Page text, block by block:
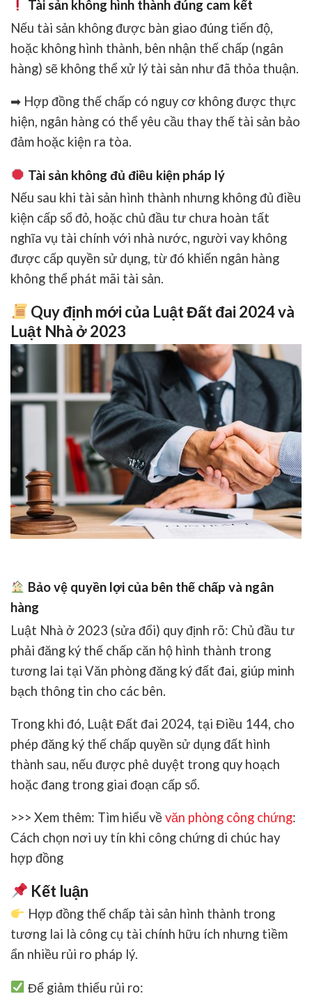
Tài sản không hình thành đúng cam kết
Nếu tài sản không được bàn giao đúng tiến độ,
hoặc không hình thành, bên nhận thế chấp (ngân
hàng) sẽ không thể xử lý tài sản như đã thỏa thuận.
➡ Hợp đồng thế chấp có nguy cơ không được thực
hiện, ngân hàng có thể yêu cầu thay thế tài sản bảo
đảm hoặc kiện ra tòa.
Tài sản không đủ điều kiện pháp lý
Nếu sau khi tài sản hình thành nhưng không đủ điều
kiện cấp sổ đỏ, hoặc chủ đầu tư chưa hoàn tất
nghĩa vụ tài chính với nhà nước, người vay không
được cấp quyền sử dụng, từ đó khiến ngân hàng
không thể phát mãi tài sản.
Quy định mới của Luật Đất đai 2024 và
Luật Nhà ở 2023
Bảo vệ quyền lợi của bên thế chấp và ngân
hàng
Luật Nhà ở 2023 (sửa đổi) quy định rõ: Chủ đầu tư
phải đăng ký thế chấp căn hộ hình thành trong
tương lai tại Văn phòng đăng ký đất đai, giúp minh
bạch thông tin cho các bên.
Trong khi đó, Luật Đất đai 2024, tại Điều 144, cho
phép đăng ký thế chấp quyền sử dụng đất hình
thành sau, nếu được phê duyệt trong quy hoạch
hoặc đang trong giai đoạn cấp sổ.
>>> Xem thêm: Tìm hiểu vềvăn phòng công chứng:
Cách chọn nơi uy tín khi công chứng di chúc hay
hợp đồng
Kết luận
Hợp đồng thế chấp tài sản hình thành trong
tương lai là công cụ tài chính hữu ích nhưng tiềm
ẩn nhiều rủi ro pháp lý.
Để giảm thiểu rủi ro: